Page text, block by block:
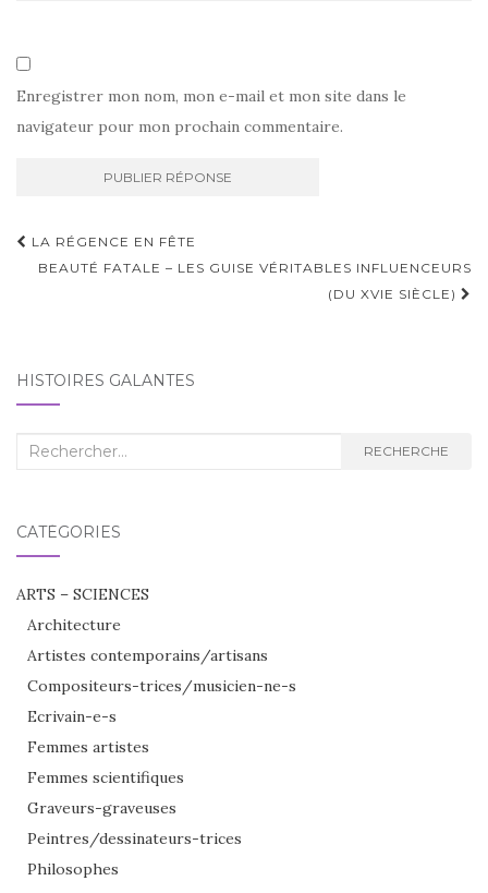
Enregistrer mon nom, mon e-mail et mon site dans le
navigateur pour mon prochain commentaire.
Navigation
d'article
LA RÉGENCE EN FÊTE
BEAUTÉ FATALE – LES GUISE VÉRITABLES INFLUENCEURS
(DU XVIE SIÈCLE)
HISTOIRES GALANTES
Recherche
RECHERCHE
CATÉGORIES
ARTS – SCIENCES
Architecture
Artistes contemporains/artisans
Compositeurs-trices/musicien-ne-s
Ecrivain-e-s
Femmes artistes
Femmes scientifiques
Graveurs-graveuses
Peintres/dessinateurs-trices
Philosophes